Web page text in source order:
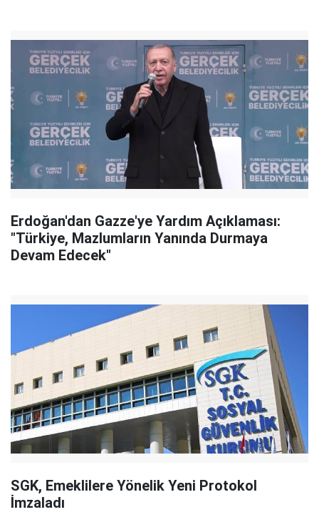
Erdoğan'dan Gazze'ye Yardım Açıklaması:
"Türkiye, Mazlumların Yanında Durmaya
Devam Edecek"
SGK, Emeklilere Yönelik Yeni Protokol
İmzaladı